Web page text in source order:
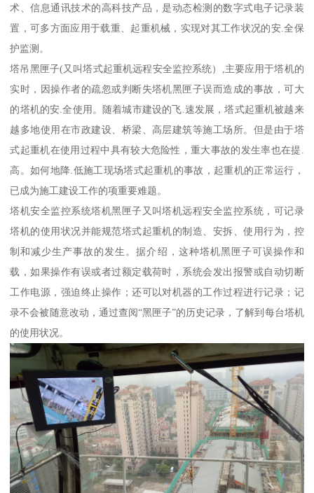
术、信息通讯技术的高科技产品，是动态检测的数字式电子记录装
置，可多方面应用于载重、起重机械，实现对其工作状况的安.全保
护监测。
塔吊黑匣子(又叫塔式起重机远程安全监控系统）,主要应用于塔机的
实时，因操作者的疏忽或判断失塔机黑匣子误而造成的事故，可大
的塔机的安.全使用。随着城市建设的飞.速发展，塔式起重机被越来
越多地使用在市政建设、桥梁、高层建筑等施工场所。但是由于塔
式起重机在使用过程中具有较大危险性，重大事故的发生率也在提.
高。如何地降.低施工现场塔式起重机的事故，起重机的正常运行，
已成为施工建设工作的项重要难题。
塔机安全监控系统塔机黑匣子又叫塔机远程安全监控系统，可记录
塔机的使用状况并能规范塔式起重机的制造、安拆、使用行为，控
制和减少生产事故的发生。据介绍，这种塔机黑匣子可误操作和
载，如果操作有误或者过额定载荷时，系统会发出报警或自动切断
工作电源，强迫终止操作；还可以对机器的工作过程进行记录；记
录不会被随意改动，通过查阅“黑匣子”的历史记录，了解到每台塔机
的使用状况。